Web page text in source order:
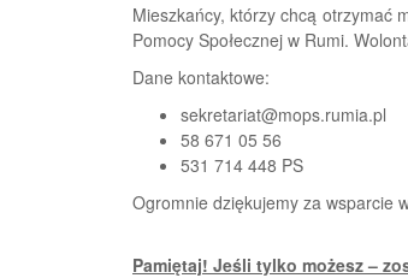
Mieszkańcy, którzy chcą otrzymać
Pomocy Społecznej w Rumi.
Dane kontaktowe:
sekretariat@mops.rumia.pl
58 671 05 56
531 714 448 PS
Ogromnie dziękujemy za wsparcie
Pamiętaj! Jeśli tylko możesz –